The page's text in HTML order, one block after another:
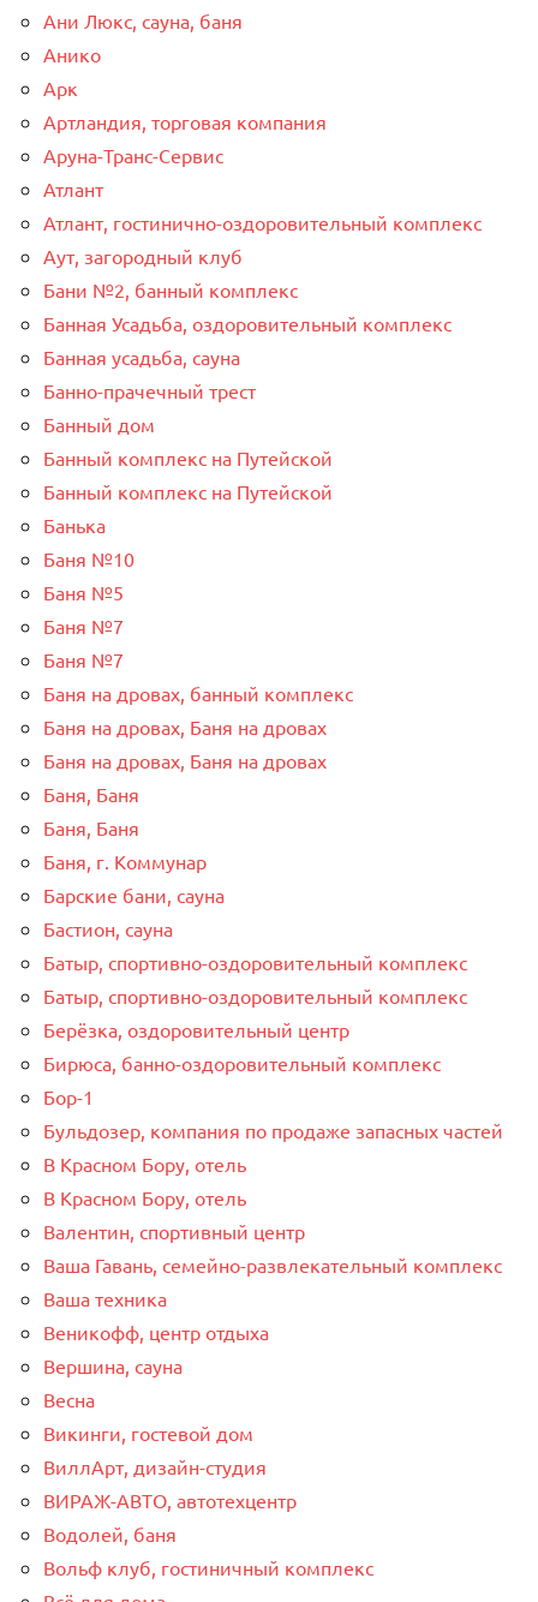
Ани Люкс, сауна, баня
Анико
Арк
Артландия, торговая компания
Аруна-Транс-Сервис
Атлант
Атлант, гостинично-оздоровительный комплекс
Аут, загородный клуб
Бани №2, банный комплекс
Банная Усадьба, оздоровительный комплекс
Банная усадьба, сауна
Банно-прачечный трест
Банный дом
Банный комплекс на Путейской
Банный комплекс на Путейской
Банька
Баня №10
Баня №5
Баня №7
Баня №7
Баня на дровах, банный комплекс
Баня на дровах, Баня на дровах
Баня на дровах, Баня на дровах
Баня, Баня
Баня, Баня
Баня, г. Коммунар
Барские бани, сауна
Бастион, сауна
Батыр, спортивно-оздоровительный комплекс
Батыр, спортивно-оздоровительный комплекс
Берёзка, оздоровительный центр
Бирюса, банно-оздоровительный комплекс
Бор-1
Бульдозер, компания по продаже запасных частей
В Красном Бору, отель
В Красном Бору, отель
Валентин, спортивный центр
Ваша Гавань, семейно-развлекательный комплекс
Ваша техника
Веникофф, центр отдыха
Вершина, сауна
Весна
Викинги, гостевой дом
ВиллАрт, дизайн-студия
ВИРАЖ-АВТО, автотехцентр
Водолей, баня
Вольф клуб, гостиничный комплекс